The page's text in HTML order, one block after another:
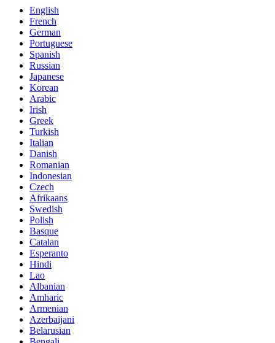
English
French
German
Portuguese
Spanish
Russian
Japanese
Korean
Arabic
Irish
Greek
Turkish
Italian
Danish
Romanian
Indonesian
Czech
Afrikaans
Swedish
Polish
Basque
Catalan
Esperanto
Hindi
Lao
Albanian
Amharic
Armenian
Azerbaijani
Belarusian